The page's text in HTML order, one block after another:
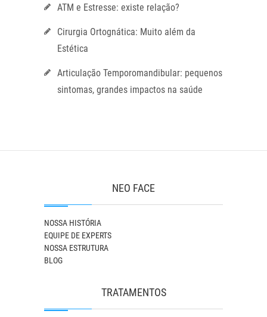
ATM e Estresse: existe relação?
Cirurgia Ortognática: Muito além da
Estética
Articulação Temporomandibular: pequenos
sintomas, grandes impactos na saúde
NEO FACE
NOSSA HISTÓRIA
EQUIPE DE EXPERTS
NOSSA ESTRUTURA
BLOG
TRATAMENTOS